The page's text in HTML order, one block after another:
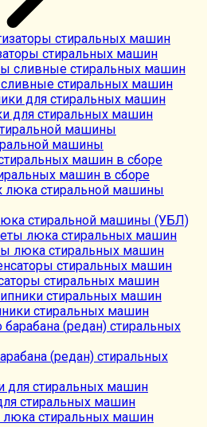
стиральных машин
стиральных машин
для стиральных машин
машины
машин в сборе
стиральной машины (УБЛ)
люка стиральных машин
стиральных машин
стиральных машин
(редан) стиральных
стиральных машин